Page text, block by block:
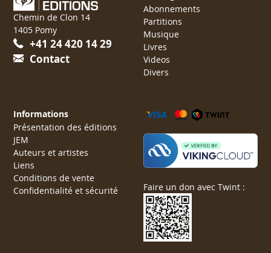
Chemin de Clon 14
1405 Pomy
+41 24 420 14 29
Contact
Abonnements
Partitions
Musique
Livres
Videos
Divers
Informations
Présentation des éditions
JEM
Auteurs et artistes
Liens
Conditions de vente
Confidentialité et sécurité
Faire un don avec Twint :